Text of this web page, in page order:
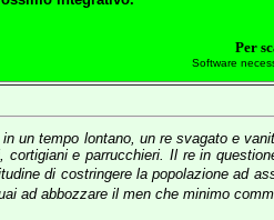
Per
Software
un tempo lontano, un re svagato e
cortigiani e parrucchieri. Il re in
di costringere la popolazione ad
ad abbozzare il men che minimo